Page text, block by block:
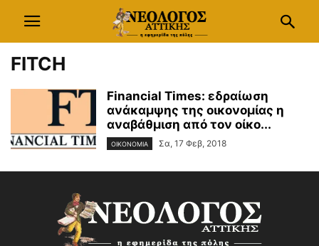
FITCH
Financial Times: εδραίωση
ανάκαμψης της οικονομίας η
αναβάθμιση από τον οίκο...
ΟΙΚΟΝΟΜΙΑ Σα, 17 Φεβ, 2018